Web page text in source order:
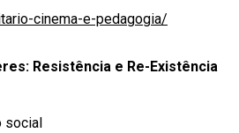
cinema-e-pedagogia/
Resistência e Re-Existência
social